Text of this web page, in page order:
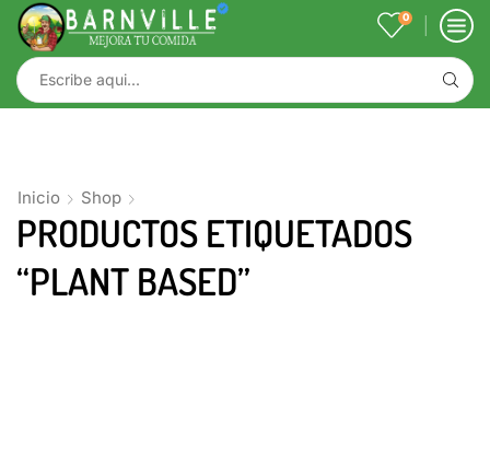
0
Inicio Shop
PRODUCTOS ETIQUETADOS
“PLANT BASED”